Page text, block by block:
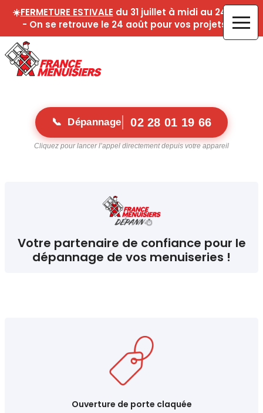
☀️FERMETURE ESTIVALE du 31 juillet à midi au 24 août
- On se retrouve le 24 août pour vos projets !☀️
📞 Dépannage 02 28 01 19 66
Cliquez pour lancer l’appel directement depuis votre appareil
Votre partenaire de confiance pour le
dépannage de vos menuiseries !
Ouverture de porte claquée